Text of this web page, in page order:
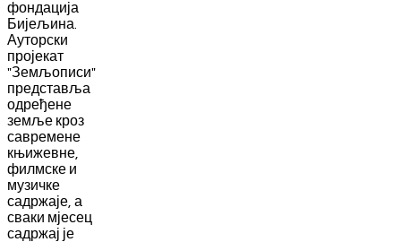
фондација
Бијељина.
Ауторски
пројекат
"Земљописи"
представља
одређене
земље кроз
савремене
књижевне,
филмске и
музичке
садржаје, а
сваки мјесец
садржај је